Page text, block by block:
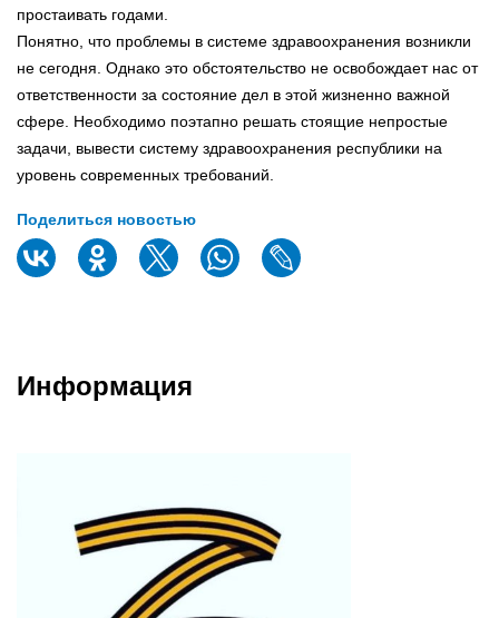
простаивать годами.
Понятно, что проблемы в системе здравоохранения возникли
не сегодня. Однако это обстоятельство не освобождает нас от
ответственности за состояние дел в этой жизненно важной
сфере. Необходимо поэтапно решать стоящие непростые
задачи, вывести систему здравоохранения республики на
уровень современных требований.
Поделиться новостью
Информация